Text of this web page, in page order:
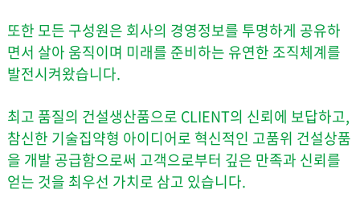
또한 모든 구성원은 회사의 경영정보를 투명하게 공유하
면서 살아 움직이며 미래를 준비하는 유연한 조직체계를
발전시켜왔습니다.
최고 품질의 건설생산품으로 CLIENT의 신뢰에 보답하고,
참신한 기술집약형 아이디어로 혁신적인 고품위 건설상품
을 개발 공급함으로써 고객으로부터 깊은 만족과 신뢰를
얻는 것을 최우선 가치로 삼고 있습니다.